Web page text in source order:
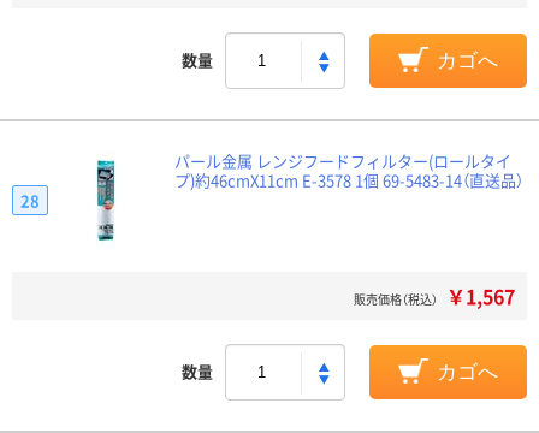
数量 カゴへ
パール金属 レンジフードフィルター(ロールタイ
プ)約46cmX11cm E-3578 1個 69-5483-14（直送品）
28
販売価格（税込） ￥1,567
数量 カゴへ